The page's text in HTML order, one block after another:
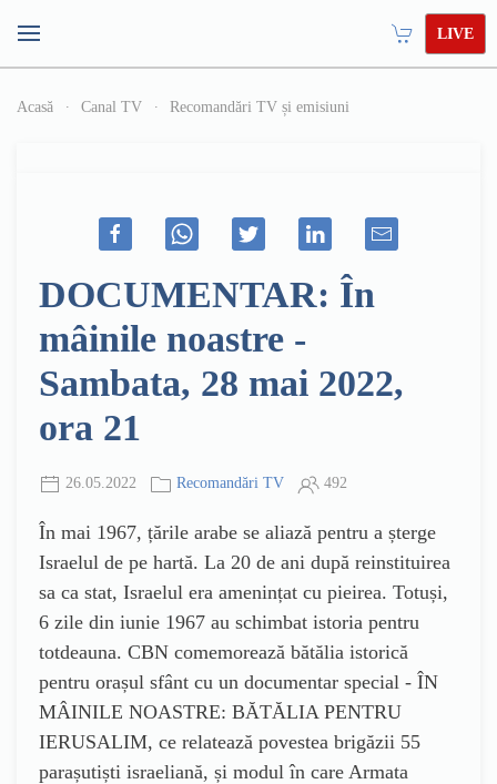
LIVE
Acasă Canal TV Recomandări TV și emisiuni
DOCUMENTAR: În
mâinile noastre -
Sambata, 28 mai 2022,
ora 21
26.05.2022 Recomandări TV 492
În mai 1967, țările arabe se aliază pentru a șterge
Israelul de pe hartă. La 20 de ani după reinstituirea
sa ca stat, Israelul era amenințat cu pieirea. Totuși,
6 zile din iunie 1967 au schimbat istoria pentru
totdeauna. CBN comemorează bătălia istorică
pentru orașul sfânt cu un documentar special - ÎN
MÂINILE NOASTRE: BĂTĂLIA PENTRU
IERUSALIM, ce relatează povestea brigăzii 55
parașutiști israeliană, și modul în care Armata